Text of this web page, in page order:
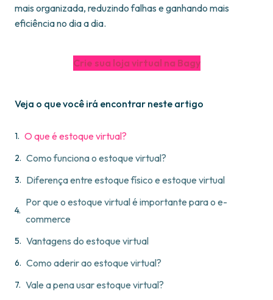
mais organizada, reduzindo falhas e ganhando mais
eficiência no dia a dia.
Crie sua loja virtual na Bagy
Veja o que você irá encontrar neste artigo
O que é estoque virtual?
Como funciona o estoque virtual?
Diferença entre estoque físico e estoque virtual
Por que o estoque virtual é importante para o e-
commerce
Vantagens do estoque virtual
Como aderir ao estoque virtual?
Vale a pena usar estoque virtual?